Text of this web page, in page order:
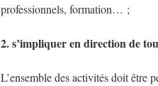
professionnels, formation… ;
2. s’impliquer en direction de
L’ensemble des activités doit être